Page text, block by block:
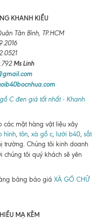
KHANH KIỀU
Tân Bình, TP.HCM
Ms Linh
C đen giá tốt nhất - Khanh
các mặt hàng vật liệu xây
hình, tôn, xà gồ c, lưới b40, sắt
trường. Chúng tôi kinh doanh
chúng tôi quý khách sẽ yên
bảng báo giá XÀ GỒ CHỮ
MẠ KẼM